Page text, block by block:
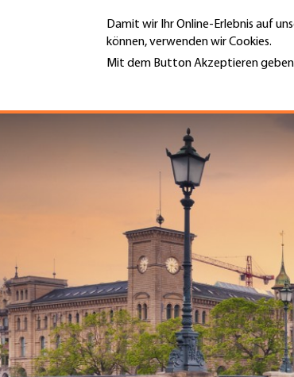
Damit wir Ihr Online-Erlebnis auf
können, verwenden wir Cookies.
Mit dem Button Akzeptieren geben
Hauptnavigation
PORTRÄT
MITGLIEDSCHAFT
JOBS & KARRIERE
MENÜ